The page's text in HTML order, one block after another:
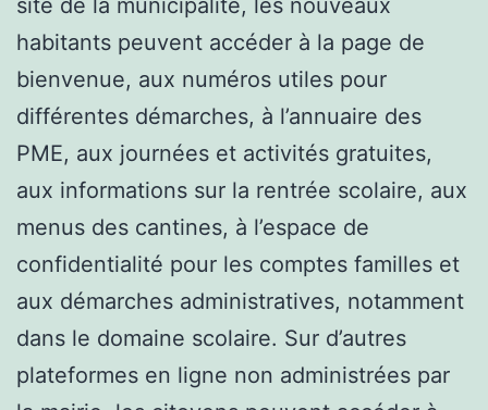
habitants peuvent accéder à la page de
bienvenue, aux numéros utiles pour
différentes démarches, à l’annuaire des
PME, aux journées et activités gratuites,
aux informations sur la rentrée scolaire, aux
menus des cantines, à l’espace de
confidentialité pour les comptes familles et
aux démarches administratives, notamment
dans le domaine scolaire. Sur d’autres
plateformes en ligne non administrées par